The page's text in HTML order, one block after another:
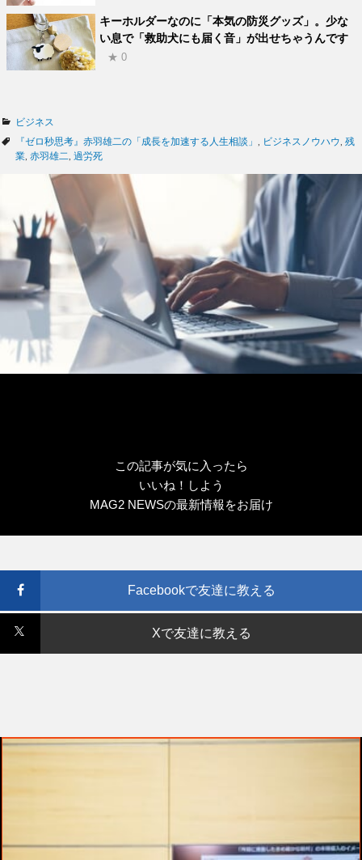
キーホルダーなのに「本気の防災グッズ」。少な
い息で「救助犬にも届く音」が出せちゃうんです
★ 0
カ
テ
ゴ
ビジネス
タ
グ
『ゼロ秒思考』赤羽雄二の「成長を加速する人生相談」 ビジネスノウハウ 残
業 赤羽雄二 過労死
この記事が気に入ったら
いいね！しよう
MAG2 NEWSの最新情報をお届け
Facebookで友達に教える
Xで友達に教える